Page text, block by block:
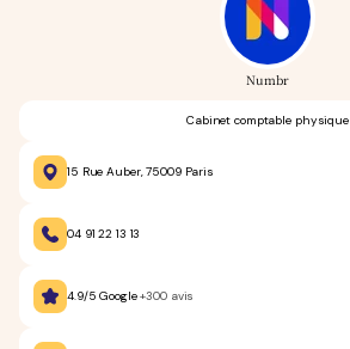
Numbr
Cabinet comptable physique
15 Rue Auber, 75009 Paris
04 91 22 13 13
4.9/5 Google+300 avis